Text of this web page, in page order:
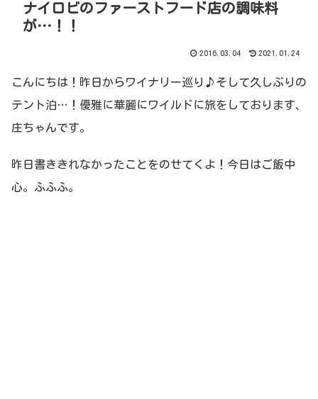
ナイロビのファーストフード店の調味料
が…！！
2016.03.04 2021.01.24
こんにちは！昨日からワイナリー巡り♪そして久しぶりの
テント泊…！優雅に華麗にワイルドに旅をしております、
庄ちゃんです。
昨日書ききれなかったことをのせてくよ！今日はご飯中
心。ふふふ。